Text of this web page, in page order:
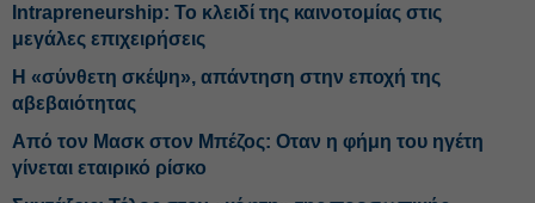
Intrapreneurship: Το κλειδί της καινοτομίας στις
μεγάλες επιχειρήσεις
Η «σύνθετη σκέψη», απάντηση στην εποχή της
αβεβαιότητας
Από τον Μασκ στον Μπέζος: Οταν η φήμη του ηγέτη
γίνεται εταιρικό ρίσκο